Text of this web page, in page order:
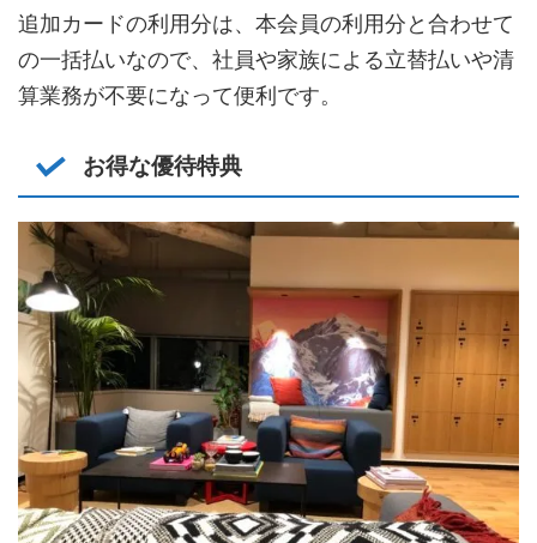
追加カードの利用分は、本会員の利用分と合わせて
の一括払いなので、社員や家族による立替払いや清
算業務が不要になって便利です。
お得な優待特典